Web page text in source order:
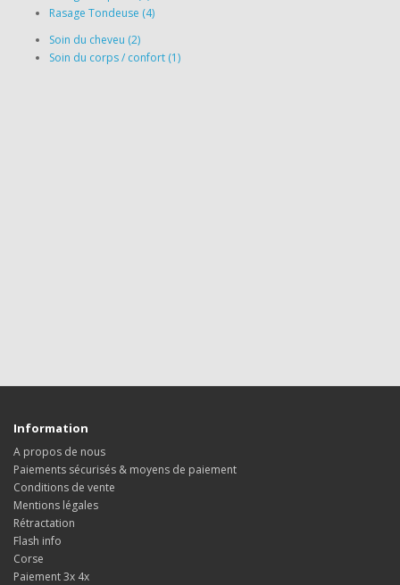
Rasage Tondeuse (4)
Soin du cheveu (2)
Soin du corps / confort (1)
Information
A propos de nous
Paiements sécurisés & moyens de paiement
Conditions de vente
Mentions légales
Rétractation
Flash info
Corse
Paiement 3x 4x